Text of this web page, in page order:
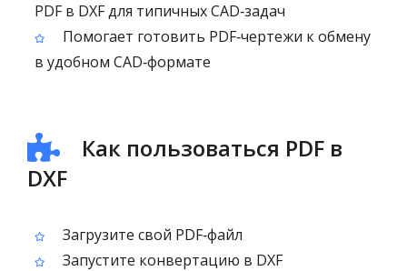
PDF в DXF для типичных CAD‑задач
Помогает готовить PDF‑чертежи к обмену
в удобном CAD‑формате
Как пользоваться PDF в
DXF
Загрузите свой PDF‑файл
Запустите конвертацию в DXF